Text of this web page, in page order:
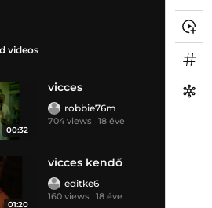
videos
00:32
vicces
robbie76m
704 views 18 éve
01:20
vicces kendő
editke6
160 views 18 éve